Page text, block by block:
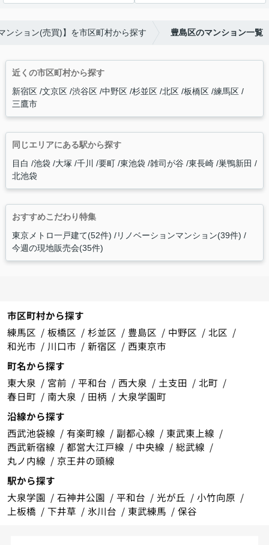
ンション(売買)】を市区町村から探す 豊島区のマンション一覧
近くの市区町村から探す
新宿区 文京区 渋谷区 中野区 杉並区 北区 板橋区 練馬区
三鷹市
同じエリアにある駅から探す
目白
池袋 大塚 千川 要町 東池袋 雑司が谷 東長崎 巣鴨新田
北池袋
おすすめこだわり特集
東京メトロ一戸建て(52件) リノベーションマンション(39件)
今週の現地販売会(35件)
市区町村から探す
練馬区
板橋区 杉並区 豊島区 中野区
北区
和光市
川口市 新宿区
西東京市
町名から探す
東大泉
宮前 平和台 西大泉 土支田
北町
春日町
南大泉 田柄
大泉学園町
沿線から探す
西武池袋線
有楽町線 副都心線
東武東上線
西武新宿線
都営大江戸線 中央線
総武線
丸ノ内線
京王井の頭線
駅から探す
大泉学園
石神井公園 平和台 光が丘
小竹向原
上板橋
下井草 氷川台 東武練馬 保谷